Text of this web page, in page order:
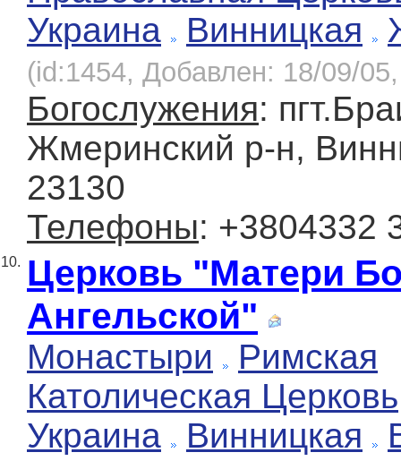
Украина
Винницкая
(id:1454, Добавлен: 18/09/
Богослужения:
Жмеринский р-н,
23130
Телефоны: +3804332
10. Церковь "Матери
Ангельской"
Монастыри
Римская
Католическая Церковь
Украина
Винницкая